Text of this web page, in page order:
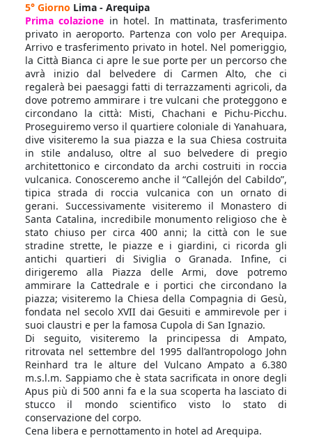
5° Giorno Lima - Arequipa
Prima colazione in hotel. In mattinata, trasferimento
privato in aeroporto. Partenza con volo per Arequipa.
Arrivo e trasferimento privato in hotel. Nel pomeriggio,
la Città Bianca ci apre le sue porte per un percorso che
avrà inizio dal belvedere di Carmen Alto, che ci
regalerà bei paesaggi fatti di terrazzamenti agricoli, da
dove potremo ammirare i tre vulcani che proteggono e
circondano la città: Misti, Chachani e Pichu-Picchu.
Proseguiremo verso il quartiere coloniale di Yanahuara,
dive visiteremo la sua piazza e la sua Chiesa costruita
in stile andaluso, oltre al suo belvedere di pregio
architettonico e circondato da archi costruiti in roccia
vulcanica. Conosceremo anche il “Callejón del Cabildo”,
tipica strada di roccia vulcanica con un ornato di
gerani. Successivamente visiteremo il Monastero di
Santa Catalina, incredibile monumento religioso che è
stato chiuso per circa 400 anni; la città con le sue
stradine strette, le piazze e i giardini, ci ricorda gli
antichi quartieri di Siviglia o Granada. Infine, ci
dirigeremo alla Piazza delle Armi, dove potremo
ammirare la Cattedrale e i portici che circondano la
piazza; visiteremo la Chiesa della Compagnia di Gesù,
fondata nel secolo XVII dai Gesuiti e ammirevole per i
suoi claustri e per la famosa Cupola di San Ignazio.
Di seguito, visiteremo la principessa di Ampato,
ritrovata nel settembre del 1995 dall’antropologo John
Reinhard tra le alture del Vulcano Ampato a 6.380
m.s.l.m. Sappiamo che è stata sacrificata in onore degli
Apus più di 500 anni fa e la sua scoperta ha lasciato di
stucco il mondo scientifico visto lo stato di
conservazione del corpo.
Cena libera e pernottamento in hotel ad Arequipa.